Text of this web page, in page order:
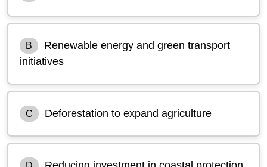
B
Renewable energy and green transport
initiatives
C Deforestation to expand agriculture